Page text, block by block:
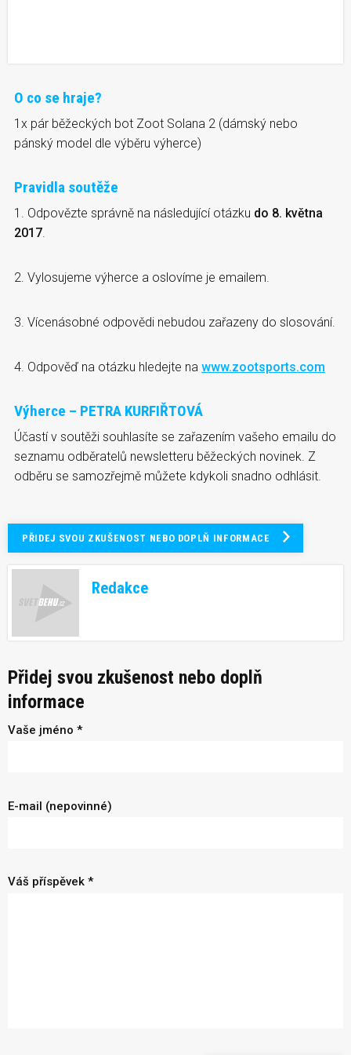
O co se hraje?
1x pár běžeckých bot Zoot Solana 2 (dámský nebo
pánský model dle výběru výherce)
Pravidla soutěže
1. Odpovězte správně na následující otázku do 8. května
2017.
2. Vylosujeme výherce a oslovíme je emailem.
3. Vícenásobné odpovědi nebudou zařazeny do slosování.
4. Odpověď na otázku hledejte na www.zootsports.com
Výherce – PETRA KURFIŘTOVÁ
Účastí v soutěži souhlasíte se zařazením vašeho emailu do
seznamu odběratelů newsletteru běžeckých novinek. Z
odběru se samozřejmě můžete kdykoli snadno odhlásit.
PŘIDEJ SVOU ZKUŠENOST NEBO DOPLŇ INFORMACE
Redakce
Přidej svou zkušenost nebo doplň
informace
Vaše jméno *
E-mail (nepovinné)
Váš příspěvek *